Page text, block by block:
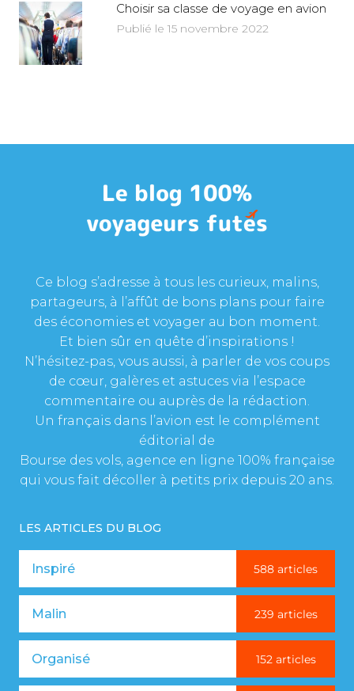
Choisir sa classe de voyage en avion
Publié le 15 novembre 2022
Ce blog s’adresse à tous les curieux, malins,
partageurs, à l’affût de bons plans pour faire
des économies et voyager au bon moment.
Et bien sûr en quête d’inspirations !
N’hésitez-pas, vous aussi, à parler de vos coups
de cœur, galères et astuces via l’espace
commentaire ou auprès de la rédaction.
Un français dans l’avion est le complément
éditorial de
Bourse des vols, agence en ligne 100% française
qui vous fait décoller à petits prix depuis 20 ans.
LES ARTICLES DU BLOG
Inspiré 588 articles
Malin 239 articles
Organisé 152 articles